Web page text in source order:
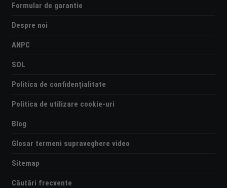
Formular de garantie
Despre noi
ANPC
SOL
Politica de confidențialitate
Politica de utilizare cookie-uri
Blog
Glosar termeni supraveghere video
Sitemap
Căutări frecvente